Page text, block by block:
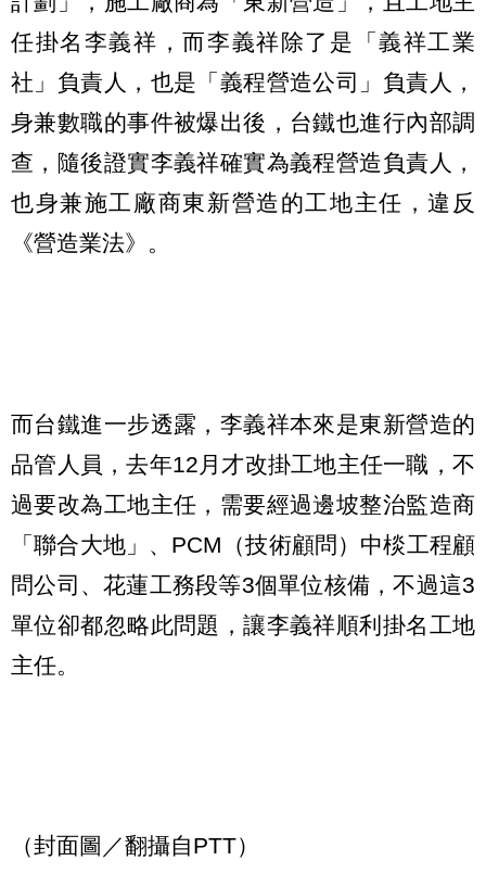
任掛名李義祥，而李義祥除了是「義祥工業
社」負責人，也是「義程營造公司」負責人，
身兼數職的事件被爆出後，台鐵也進行內部調
查，隨後證實李義祥確實為義程營造負責人，
也身兼施工廠商東新營造的工地主任，違反
《營造業法》。
而台鐵進一步透露，李義祥本來是東新營造的
品管人員，去年12月才改掛工地主任一職，不
過要改為工地主任，需要經過邊坡整治監造商
「聯合大地」、PCM（技術顧問）中棪工程顧
問公司、花蓮工務段等3個單位核備，不過這3
單位卻都忽略此問題，讓李義祥順利掛名工地
主任。
（封面圖／翻攝自PTT）